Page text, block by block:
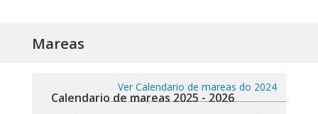
Mareas
Calendario de mareas 2025 - 2026
Ver Calendario de mareas do 2024